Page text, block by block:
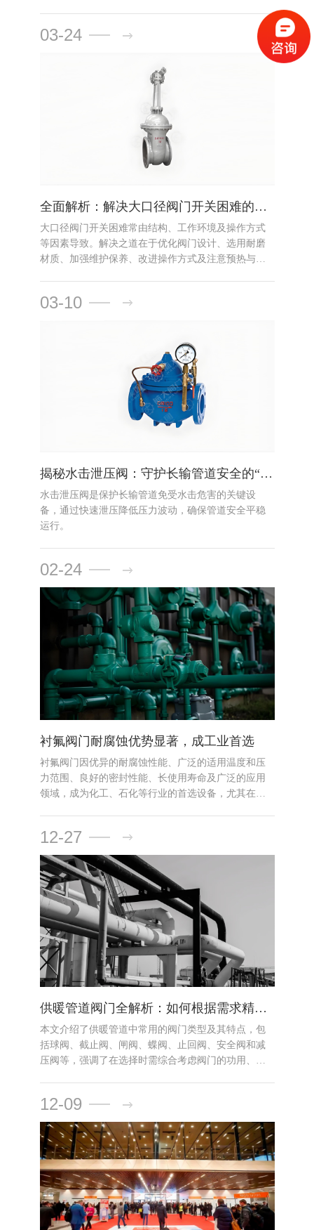
2500/P420）及腐蚀性介质。核心优势包括低流阻、长
寿命及双向密封能力，是管线截断、主蒸汽控制等关
03-24
全面解析：解决大口径阀门开关困难的五大策略
大口径阀门开关困难常由结构、工作环境及操作方式
等因素导致。解决之道在于优化阀门设计、选用耐磨
材质、加强维护保养、改进操作方式及注意预热与流
03-10
揭秘水击泄压阀：守护长输管道安全的“压力卫士”
水击泄压阀是保护长输管道免受水击危害的关键设
备，通过快速泄压降低压力波动，确保管道安全平稳
运行。
02-24
衬氟阀门耐腐蚀优势显著，成工业首选
衬氟阀门因优异的耐腐蚀性能、广泛的适用温度和压
力范围、良好的密封性能、长使用寿命及广泛的应用
领域，成为化工、石化等行业的首选设备，尤其在处
12-27
供暖管道阀门全解析：如何根据需求精准选择
本文介绍了供暖管道中常用的阀门类型及其特点，包
括球阀、截止阀、闸阀、蝶阀、止回阀、安全阀和减
压阀等，强调了在选择时需综合考虑阀门的功用、系
12-09